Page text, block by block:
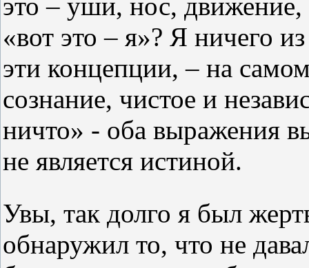
«вот это – я»? Я ничего
эти концепции, – на
сознание, чистое и
ничто» - оба выражения
не является истиной.
Увы, так долго я был
обнаружил то, что не